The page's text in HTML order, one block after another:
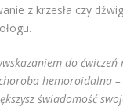
z krzesła czy
do
hemoroidalna
świadomość